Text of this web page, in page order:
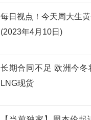
每日视点！今天周大生
(2023年4月10日)
长期合同不足 欧洲今冬
LNG现货